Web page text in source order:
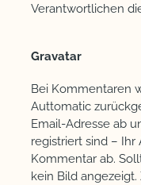
Verantwortlichen
Gravatar
Bei Kommentaren
Auttomatic
Email-Adresse ab
registriert sind –
Kommentar ab.
kein Bild